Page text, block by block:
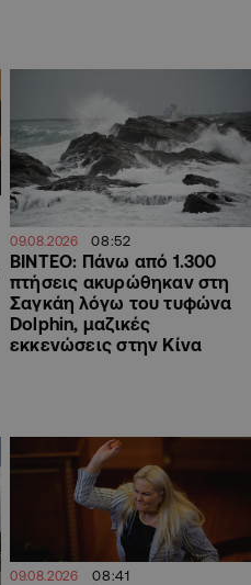
09.08.2026 08:52
ΒΙΝΤΕΟ: Πάνω από 1.300
πτήσεις ακυρώθηκαν στη
Σαγκάη λόγω του τυφώνα
Dolphin, μαζικές
εκκενώσεις στην Κίνα
09.08.2026 08:41